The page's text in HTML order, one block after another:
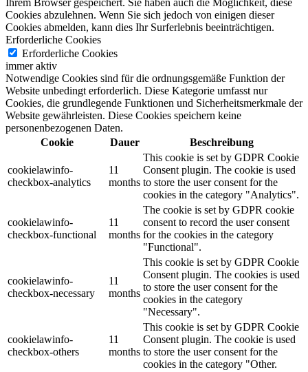
Cookies abzulehnen. Wenn Sie sich jedoch von einigen dieser
Cookies abmelden, kann dies Ihr Surferlebnis beeinträchtigen.
Erforderliche Cookies
Erforderliche Cookies
immer aktiv
Notwendige Cookies sind für die ordnungsgemäße Funktion der
Website unbedingt erforderlich. Diese Kategorie umfasst nur
Cookies, die grundlegende Funktionen und Sicherheitsmerkmale der
Website gewährleisten. Diese Cookies speichern keine
personenbezogenen Daten.
Cookie
Dauer Beschreibung
cookielawinfo-
checkbox-analytics
11
months
This cookie is set by GDPR Cookie
Consent plugin. The cookie is used
to store the user consent for the
cookies in the category "Analytics".
cookielawinfo-
checkbox-functional
11
months
The cookie is set by GDPR cookie
consent to record the user consent
for the cookies in the category
"Functional".
cookielawinfo-
checkbox-necessary
11
months
This cookie is set by GDPR Cookie
Consent plugin. The cookies is used
to store the user consent for the
cookies in the category
"Necessary".
cookielawinfo-
checkbox-others
11
months
This cookie is set by GDPR Cookie
Consent plugin. The cookie is used
to store the user consent for the
cookies in the category "Other.